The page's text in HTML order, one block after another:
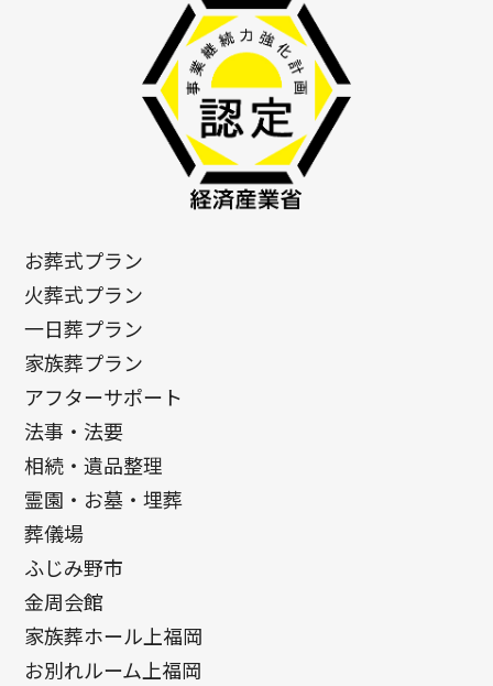
お葬式プラン
火葬式プラン
一日葬プラン
家族葬プラン
アフターサポート
法事・法要
相続・遺品整理
霊園・お墓・埋葬
葬儀場
ふじみ野市
金周会館
家族葬ホール上福岡
お別れルーム上福岡